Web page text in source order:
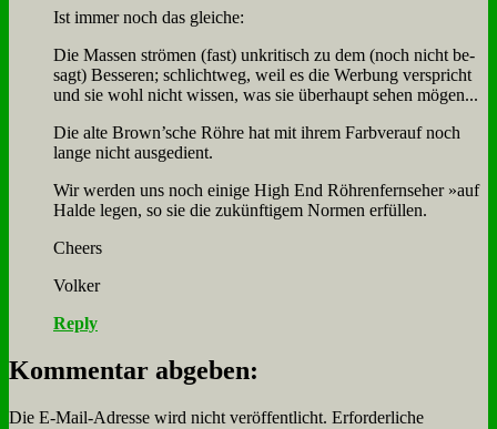
Ist im­mer noch das glei­che:
Die Mas­sen strö­men (fast) un­kri­tisch zu dem (noch nicht be­
sagt) Bes­se­ren; schlicht­weg, weil es die Wer­bung ver­spricht
und sie wohl nicht wis­sen, was sie über­haupt se­hen mö­gen...
Die al­te Brown’sche Röh­re hat mit ih­rem Farb­ver­auf noch
lan­ge nicht aus­ge­dient.
Wir wer­den uns noch ei­ni­ge High End Röh­ren­fern­se­her »auf
Hal­de le­gen, so sie die zu­künf­ti­gem Nor­men er­fül­len.
Che­ers
Vol­ker
Reply
Kommentar abgeben:
Die E-Mail-Adresse wird nicht veröffentlicht. Erforderliche